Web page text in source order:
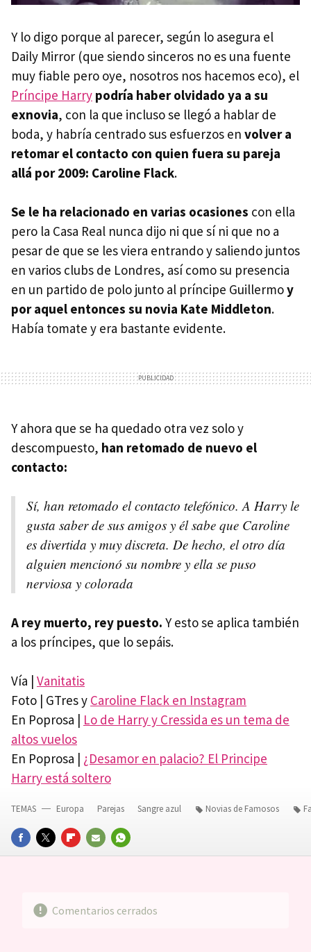
Y lo digo porque al parecer, según lo asegura el
Daily Mirror (que siendo sinceros no es una fuente
muy fiable pero oye, nosotros nos hacemos eco), el
Príncipe Harry podría haber olvidado ya a su
exnovia, con la que incluso se llegó a hablar de
boda, y habría centrado sus esfuerzos en volver a
retomar el contacto con quien fuera su pareja
allá por 2009: Caroline Flack.
Se le ha relacionado en varias ocasiones con ella
pero la Casa Real nunca dijo ni que sí ni que no a
pesar de que se les viera entrando y saliendo juntos
en varios clubs de Londres, así como su presencia
en un partido de polo junto al príncipe Guillermoy
por aquel entonces su novia Kate Middleton.
Había tomate y era bastante evidente.
Y ahora que se ha quedado otra vez solo y
descompuesto, han retomado de nuevo el
contacto:
Sí, han retomado el contacto telefónico. A Harry le
gusta saber de sus amigos y él sabe que Caroline
es divertida y muy discreta. De hecho, el otro día
alguien mencionó su nombre y ella se puso
nerviosa y colorada
A rey muerto, rey puesto. Y esto se aplica también
a los príncipes, que lo sepáis.
Vía | Vanitatis
Foto | GTres y Caroline Flack en Instagram
En Poprosa | Lo de Harry y Cressida es un tema de
altos vuelos
En Poprosa | ¿Desamor en palacio? El Principe
Harry está soltero
FACEBOOKTWITTERFLIPBOARD
E-
WHATSAPP
TEMAS Europa Parejas Sangre azul Novias de Famosos
Comentarios cerrados